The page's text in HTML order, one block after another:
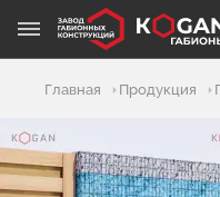
Главная Продукция